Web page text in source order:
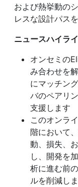
および熱挙動の
レスな設計パス
ニュースハイラ
オンセミの
み合わせを
にマッチン
バのペアリ
支援します
このオンラ
階において
動、損失、
し、開発を
析に進む前
ルを削減し